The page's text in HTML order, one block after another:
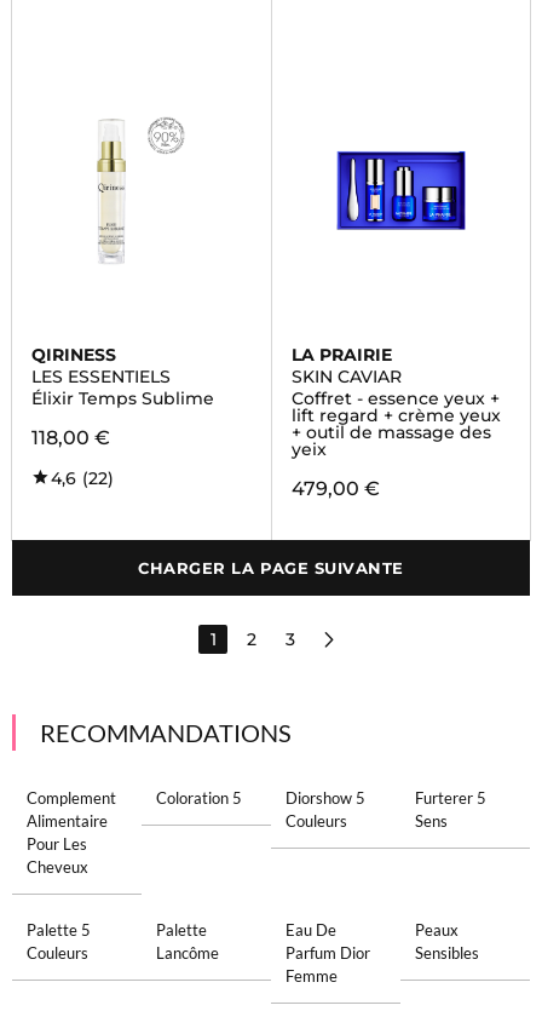
QIRINESS
LES ESSENTIELS
Élixir Temps Sublime
118,00 €
4,6 (22)
LA PRAIRIE
SKIN CAVIAR
Coffret - essence yeux +
lift regard + crème yeux
+ outil de massage des
yeix
479,00 €
CHARGER LA PAGE SUIVANTE
1 2 3
RECOMMANDATIONS
Complement
Alimentaire
Pour Les
Cheveux
Coloration 5
Diorshow 5
Couleurs
Furterer 5
Sens
Palette 5
Couleurs
Palette
Lancôme
Eau De
Parfum Dior
Femme
Peaux
Sensibles